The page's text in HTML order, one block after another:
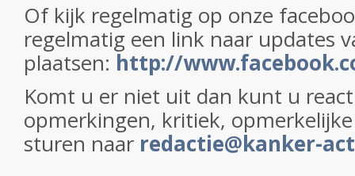
Of kijk regelmatig op onze
regelmatig een link naar updates
plaatsen: http://
Komt u er niet uit dan kunt u
opmerkingen, kritiek,
sturen naar redactie@kanker-